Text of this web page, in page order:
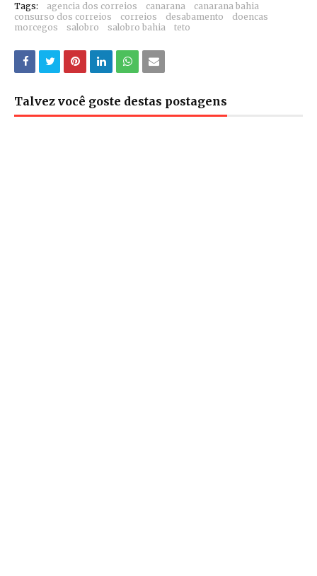
Tags: agencia dos correios canarana
canarana bahia
consurso dos correios
correios desabamento
doencas
morcegos
salobro salobro bahia teto
Talvez você goste destas postagens